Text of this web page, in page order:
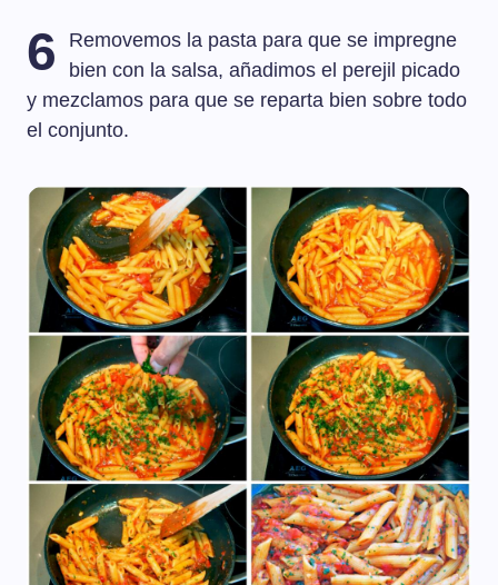
6
Removemos la pasta para que se impregne
bien con la salsa, añadimos el perejil picado
y mezclamos para que se reparta bien sobre todo
el conjunto.